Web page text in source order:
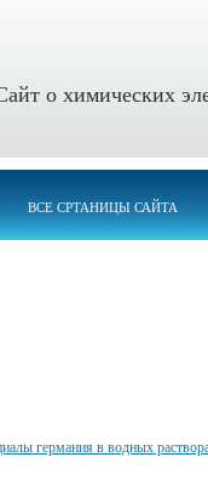
о химических
ВСЕ СРТАНИЦЫ САЙТА
германия в водных